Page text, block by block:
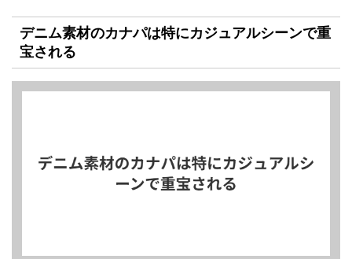
デニム素材のカナパは特にカジュアルシーンで重
宝される